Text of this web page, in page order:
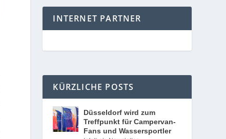
INTERNET PARTNER
KÜRZLICHE POSTS
Düsseldorf wird zum
Treffpunkt für Campervan-
Fans und Wassersportler